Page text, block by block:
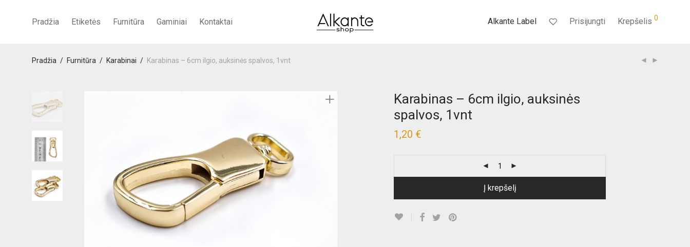
Pradžia Etiketės Furnitūra Gaminiai Kontaktai Alkante Label Prisijungti Krepšelis 0
Pradžia / Furnitūra / Karabinai / Karabinas – 6cm ilgio, auksinės spalvos, 1vnt
Karabinas – 6cm ilgio, auksinės
spalvos, 1vnt
1,20 €
Į krepšelį